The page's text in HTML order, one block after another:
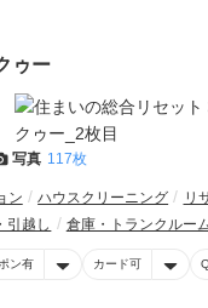
ゥー
写真 117枚
ン ハウスクリーニング リ
引越し 倉庫・トランクルー
ン有 カード可